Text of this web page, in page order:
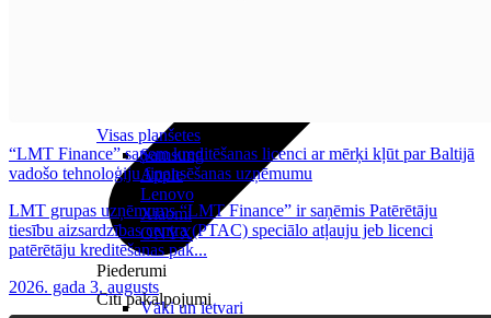
Citi pakalpojumi
Visas planšetes
Samsung
Apple
Lenovo
Xiaomi
ONYX
Piederumi
Vāki un ietvari
“LMT Finance” saņem kreditēšanas licenci ar mērķi kļūt par Baltijā
vadošo tehnoloģiju finansēšanas uzņēmumu
LMT grupas uzņēmums “LMT Finance” ir saņēmis Patērētāju
tiesību aizsardzības centra (PTAC) speciālo atļauju jeb licenci
patērētāju kreditēšanas pak...
2026. gada 3. augusts